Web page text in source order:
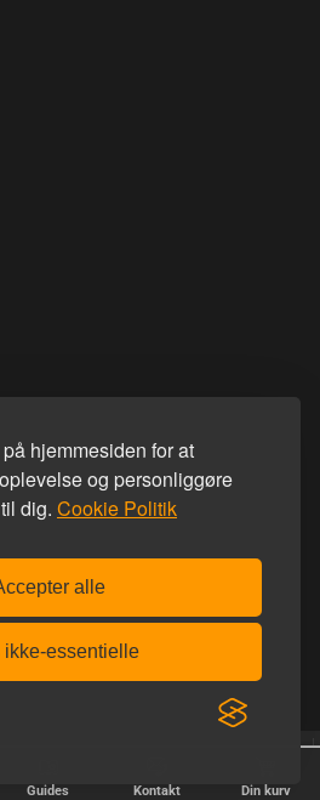
hjemmesiden for at
og personliggøre
dig. Cookie Politik
alle
ikke-essentielle
Guides Kontakt Din kurv